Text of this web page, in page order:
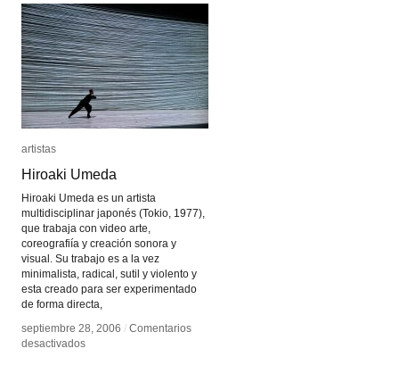
artistas
Hiroaki Umeda
Hiroaki Umeda es un artista
multidisciplinar japonés (Tokio, 1977),
que trabaja con video arte,
coreografiía y creación sonora y
visual. Su trabajo es a la vez
minimalista, radical, sutil y violento y
esta creado para ser experimentado
de forma directa,
septiembre 28, 2006 / Comentarios
desactivadosen
artistas
Hiroaki Umeda
septiembre 28, 2006 / Comentarios
desactivadosen